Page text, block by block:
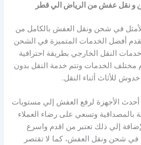
نقل عفش من الرياض الي قطر
في شحن ونقل العفش بالكامل من
أفضل الخدمات المتميزة في الشحن
النقل الخارجي بطريقة احترافية
مختلف الخدمات وتتم خدمة النقل بدون
للأثاث أثناء النقل.
الأجهزة لرفع العفش إلي مستويات
بالمصداقية وتسعي على رضاء العملاء
إلي ذلك تعتبر من اقدم واسرع
شحن ونقل العفش، كما لا تقتصر